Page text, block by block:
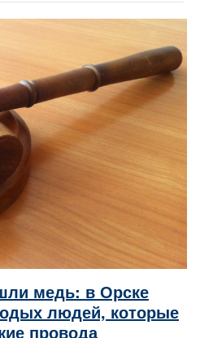
медь: в Орске
людей, которые
провода